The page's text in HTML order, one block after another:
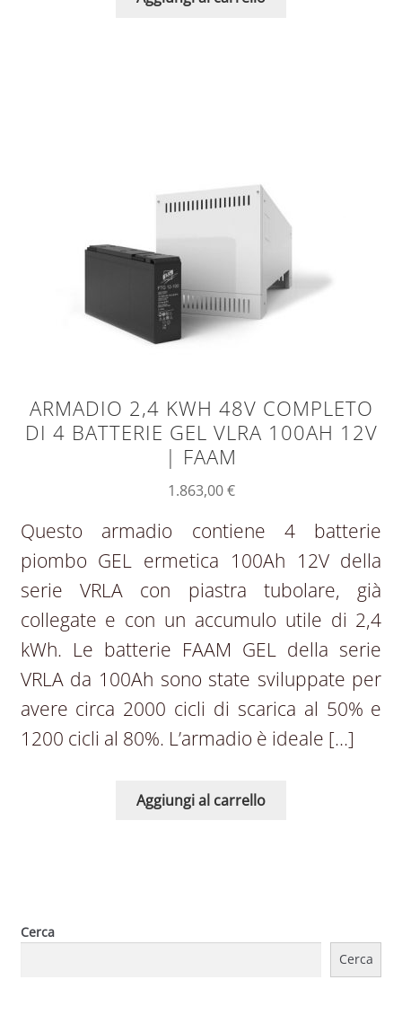
ARMADIO 2,4 KWH 48V COMPLETO
DI 4 BATTERIE GEL VLRA 100AH 12V
| FAAM
1.863,00€
Questo armadio contiene 4 batterie
piombo GEL ermetica 100Ah 12V della
serie VRLA con piastra tubolare, già
collegate e con un accumulo utile di 2,4
kWh. Le batterie FAAM GEL della serie
VRLA da 100Ah sono state sviluppate per
avere circa 2000 cicli di scarica al 50% e
1200 cicli al 80%. L’armadio è ideale […]
Aggiungi al carrello
Cerca
Cerca